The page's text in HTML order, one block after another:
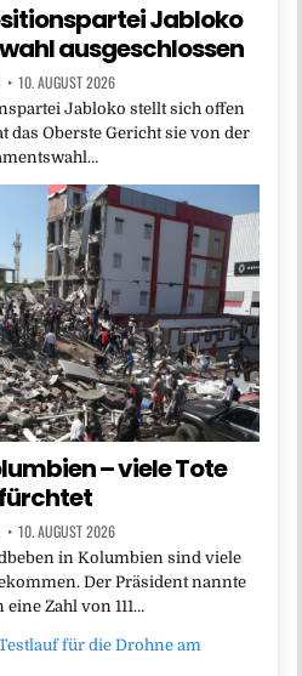
Jabloko
ausgeschlossen
10. AUGUST 2026
Jabloko stellt sich offen
das Oberste Gericht sie von der
– viele Tote
10. AUGUST 2026
in Kolumbien sind viele
Der Präsident nannte
Zahl von 111…